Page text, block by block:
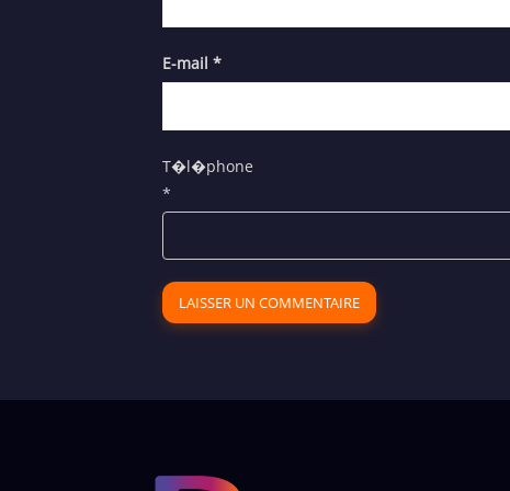
E-mail *
T�l�phone
*